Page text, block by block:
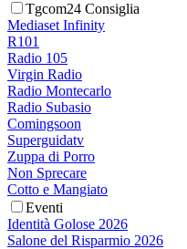
Tgcom24 Consiglia
Mediaset Infinity
R101
Radio 105
Virgin Radio
Radio Montecarlo
Radio Subasio
Comingsoon
Superguidatv
Zuppa di Porro
Non Sprecare
Cotto e Mangiato
Eventi
Identità Golose 2026
Salone del Risparmio 2026